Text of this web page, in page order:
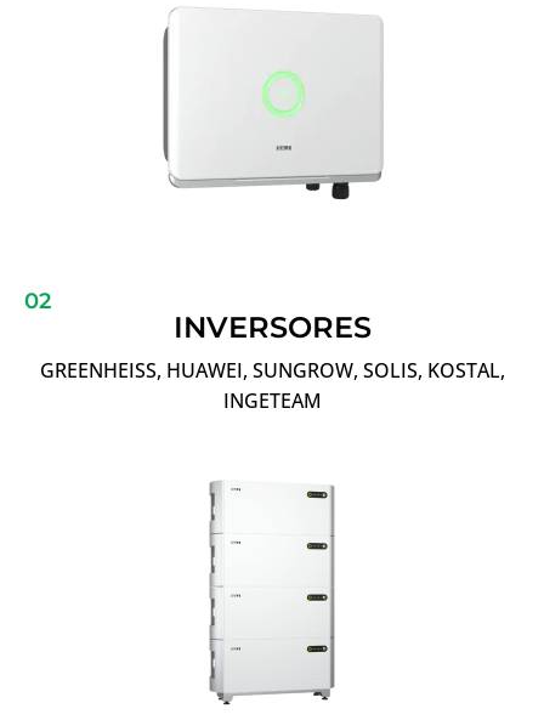
02
INVERSORES
GREENHEISS, HUAWEI, SUNGROW, SOLIS, KOSTAL,
INGETEAM